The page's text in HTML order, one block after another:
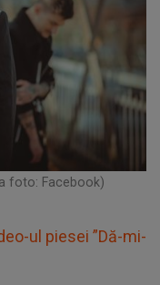
foto: Facebook)
ul piesei ”Dă-mi-